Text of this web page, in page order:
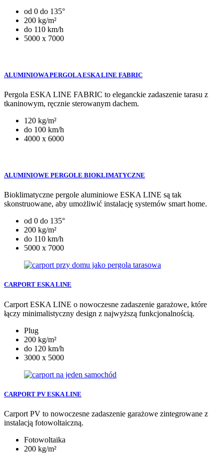
od 0 do 135°
200 kg/m²
do 110 km/h
5000 x 7000
ALUMINIOWA PERGOLA ESKA LINE FABRIC
Pergola ESKA LINE FABRIC to eleganckie zadaszenie tarasu z
tkaninowym, ręcznie sterowanym dachem.
120 kg/m²
do 100 km/h
4000 x 6000
ALUMINIOWE PERGOLE BIOKLIMATYCZNE
Bioklimatyczne pergole aluminiowe ESKA LINE są tak
skonstruowane, aby umożliwić instalację systemów smart home.
od 0 do 135°
200 kg/m²
do 110 km/h
5000 x 7000
CARPORT ESKA LINE
Carport ESKA LINE o nowoczesne zadaszenie garażowe, które
łączy minimalistyczny design z najwyższą funkcjonalnością.
Plug
200 kg/m²
do 120 km/h
3000 x 5000
CARPORT PV ESKA LINE
Carport PV to nowoczesne zadaszenie garażowe zintegrowane z
instalacją fotowoltaiczną.
Fotowoltaika
200 kg/m²